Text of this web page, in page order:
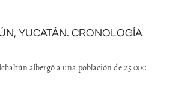
YUCATÁN. CRONOLOGÍA
albergó a una población de 25 000